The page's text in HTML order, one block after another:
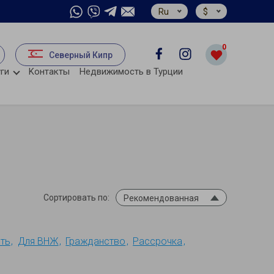
Ru $
Северный Кипр
0
Kонтакты Недвижимость в Турции
Сортировать по: Рекомендованная
Для ВНЖ Гражданство Рассрочка